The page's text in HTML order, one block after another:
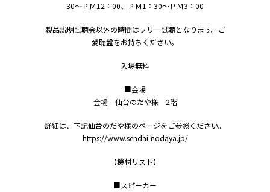
30～ＰＭ12：00、ＰＭ1：30～ＰＭ3：00
製品説明試聴会以外の時間はフリー試聴となります。ご
愛聴盤をお持ちください。
入場無料
■会場
会場 仙台のだや様 2階
詳細は、下記仙台のだや様のページをご参照ください。
https://www.sendai-nodaya.jp/
【機材リスト】
■スピーカー